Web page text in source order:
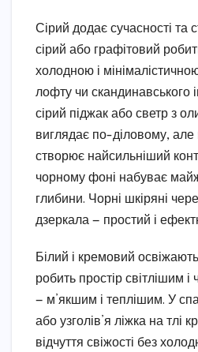
Сірий додає сучасності та
сірий або графітовий
холодною і
лофту чи скандинавського
сірий піджак або светр з
виглядає по-діловому,
створює найсильніший
чорному фоні набуває
глибини. Чорні шкіряні
дзеркала — простий і
Білий і кремовий
робить простір світлішим
— м’якшим і теплішим. У
або узголів’я ліжка на тлі
відчуття свіжості без